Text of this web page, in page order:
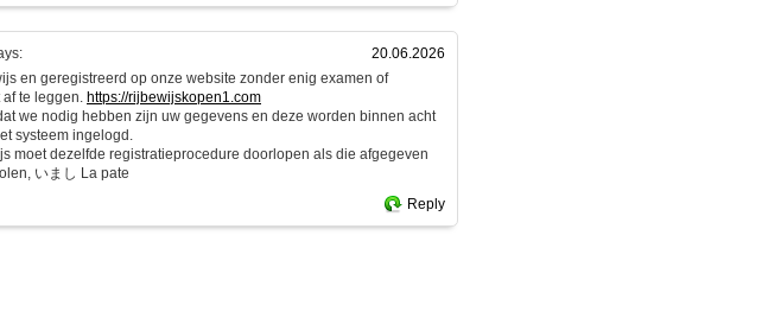
20.06.2026
en geregistreerd op onze website zonder enig examen of
te leggen. https://rijbewijskopen1.com
we nodig hebben zijn uw gegevens en deze worden binnen acht
systeem ingelogd.
moet dezelfde registratieprocedure doorlopen als die afgegeven
いまし La pate
Reply